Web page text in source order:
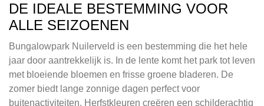
DE IDEALE BESTEMMING VOOR
ALLE SEIZOENEN
Bungalowpark Nuilerveld is een bestemming die het hele
jaar door aantrekkelijk is. In de lente komt het park tot leven
met bloeiende bloemen en frisse groene bladeren. De
zomer biedt lange zonnige dagen perfect voor
buitenactiviteiten. Herfstkleuren creëren een schilderachtig